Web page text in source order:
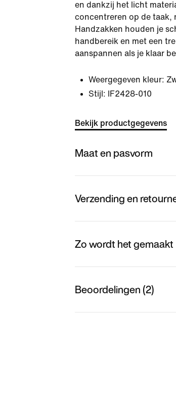
en dankzij het licht
concentreren op de taak,
Handzakken houden je
handbereik en met een
aanspannen als je klaar
Weergegeven kleur:
Stijl:
IF2428-010
Bekijk productgegevens
Maat en pasvorm
Verzending en
Zo wordt het gemaakt
Beoordelingen (2)